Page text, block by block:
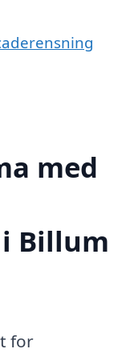
med
Billum
for